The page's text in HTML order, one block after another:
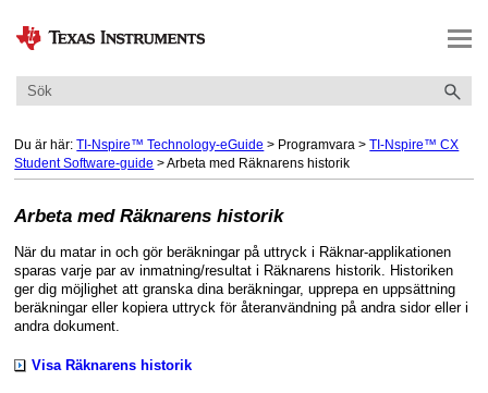
Hoppa över till huvudinnehåll
Du är här: TI-Nspire™ Technology-eGuide > Programvara >TI-Nspire™ CX
Student Software-guide >Arbeta med Räknarens historik
Arbeta med Räknarens historik
När du matar in och gör beräkningar på uttryck i Räknar-applikationen
sparas varje par av inmatning/resultat i Räknarens historik. Historiken
ger dig möjlighet att granska dina beräkningar, upprepa en uppsättning
beräkningar eller kopiera uttryck för återanvändning på andra sidor eller i
andra dokument.
Visa Räknarens historik